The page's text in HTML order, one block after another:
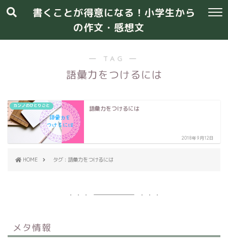
書くことが得意になる！小学生から
の作文・感想文
― TAG ―
語彙力をつけるには
カンノのひとりごと 語彙力をつけるには
2018年9月12日
HOME タグ : 語彙力をつけるには
メタ情報